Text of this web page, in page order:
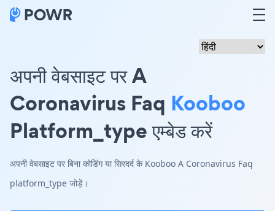
अपनी वेबसाइट पर A
Coronavirus Faq Kooboo
Platform_type एम्बेड करें
अपनी वेबसाइट पर बिना कोडिंग या सिरदर्द के Kooboo A Coronavirus Faq
platform_type जोड़ें।